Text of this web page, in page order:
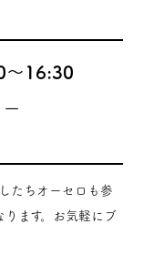
〜16:30
たちオーセロも参
ます。お気軽にブ